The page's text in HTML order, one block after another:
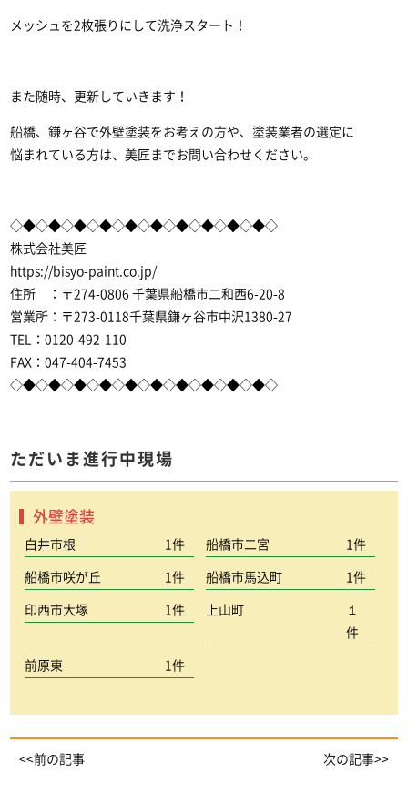
メッシュを2枚張りにして洗浄スタート！
また随時、更新していきます！
船橋、鎌ヶ谷で外壁塗装をお考えの方や、塗装業者の選定に
悩まれている方は、美匠までお問い合わせください。
◇◆◇◆◇◆◇◆◇◆◇◆◇◆◇◆◇◆◇◆◇
株式会社美匠
https://bisyo-paint.co.jp/
住所 ：〒274-0806 千葉県船橋市二和西6-20-8
営業所：〒273-0118千葉県鎌ヶ谷市中沢1380-27
TEL：0120-492-110
FAX：047-404-7453
◇◆◇◆◇◆◇◆◇◆◇◆◇◆◇◆◇◆◇◆◇
ただいま進行中現場
外壁塗装
白井市根 1件 船橋市二宮 1件
船橋市咲が丘 1件 船橋市馬込町 1件
印西市大塚 1件 上山町
１
件
前原東 1件
<<前の記事 次の記事>>